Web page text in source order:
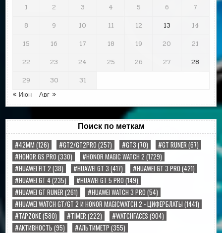
1 2 3 4 5 6
7
8
9 10 11 12 13
14
15
16 17 18 19 20
21
22
23 24 25 26 27
28
29
30
31
« Июн
Авг »
Поиск по меткам
#42MM (126) #GT2/GT2PRO (257) #GT3 (70) #GT RUNER (67)
#HONOR GS PRO (330) #HONOR MAGIC WATCH 2 (1729)
#HUAWEI FIT 2 (38) #HUAWEI GT 3 (417) #HUAWEI GT 3 PRO (421)
#HUAWEI GT 4(235) #HUAWEI GT 5 PRO (149)
#HUAWEI GT RUNER (261) #HUAWEI WATCH 3 PRO (54)
#HUAWEI WATCH GT/GT 2 И HONOR MAGICWATCH 2 - ЦИФЕРБЛАТЫ (1441)
#TAPZONE(580) #TIMER (222) #WATCHFACES (904)
#АКТИВНОСТЬ (95) #АЛЬТИМЕТР (355)